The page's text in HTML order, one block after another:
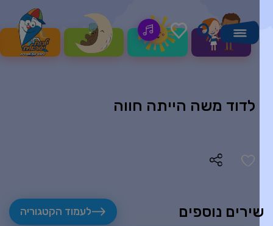
לדוד משה הייתה חווה
נוספים לעמוד הקטגוריה